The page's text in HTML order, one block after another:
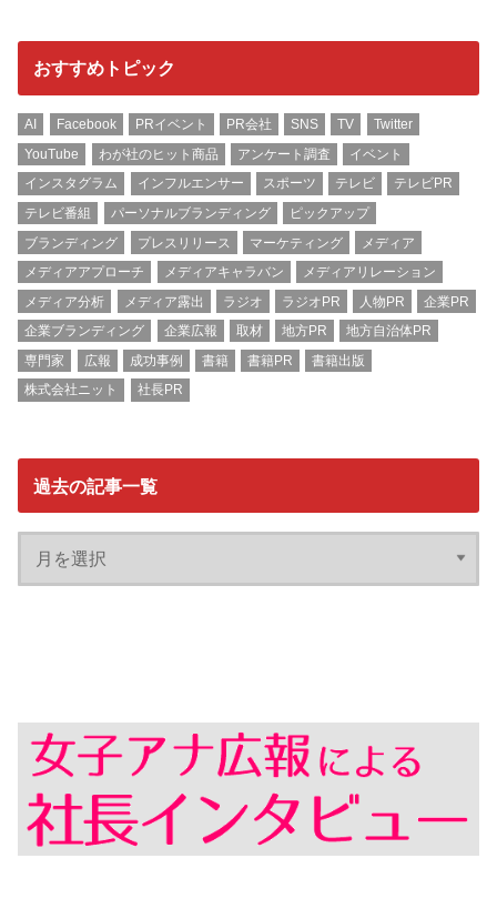
おすすめトピック
AI Facebook PRイベント PR会社 SNS TV
Twitter
YouTube
わが社のヒット商品 アンケート調査
イベント
インスタグラム
インフルエンサー スポーツ テレビ
テレビPR
テレビ番組
パーソナルブランディング
ピックアップ
ブランディング
プレスリリース マーケティング
メディア
メディアアプローチ
メディアキャラバン
メディアリレーション
メディア分析
メディア露出 ラジオ ラジオPR 人物PR
企業PR
企業ブランディング
企業広報 取材 地方PR
地方自治体PR
専門家
広報 成功事例 書籍 書籍PR
書籍出版
株式会社ニット
社長PR
過去の記事一覧